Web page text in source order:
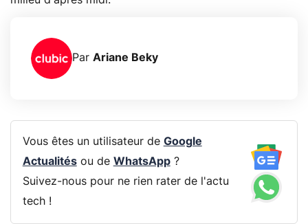
Par Ariane Beky
Vous êtes un utilisateur de Google
Actualitésou de WhatsApp?
Suivez-nous pour ne rien rater de l'actu
tech !